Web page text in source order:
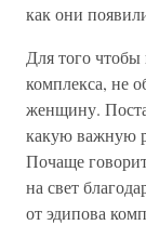
как они
Для того чтобы
комплекса, не
женщину.
какую важную
Почаще
на свет
от эдипова